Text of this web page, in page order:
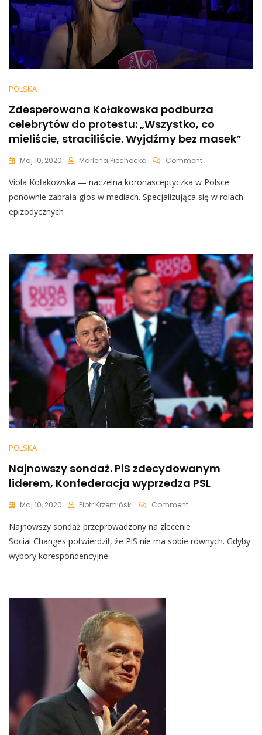
Chodziło?
POLSKA
Zdesperowana Kołakowska podburza
celebrytów do protestu: „Wszystko, co
mieliście, straciliście. Wyjdźmy bez masek”
Maj 10, 2020 Marlena Piechocka CommentOn
Kołakowska
Podburza
Celebrytów
Mieliście,
Straciliście.
Wyjdźmy
Bez
Masek”
Viola Kołakowska — naczelna koronasceptyczka w Polsce
ponownie zabrała głos w mediach. Specjalizująca się w rolach
epizodycznych
POLSKA
Najnowszy sondaż. PiS zdecydowanym
liderem, Konfederacja wyprzedza PSL
Maj 10, 2020 Piotr Krzemiński CommentOn
Sondaż.
PiS
Zdecydowanym
Najnowszy sondaż przeprowadzony na zlecenie
Social Changes potwierdził, że PiS nie ma sobie równych. Gdyby
wybory korespondencyjne